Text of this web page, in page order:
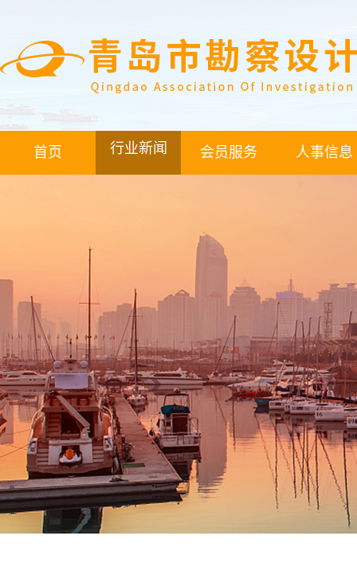
首页 行业新闻 会员服务 人事信息